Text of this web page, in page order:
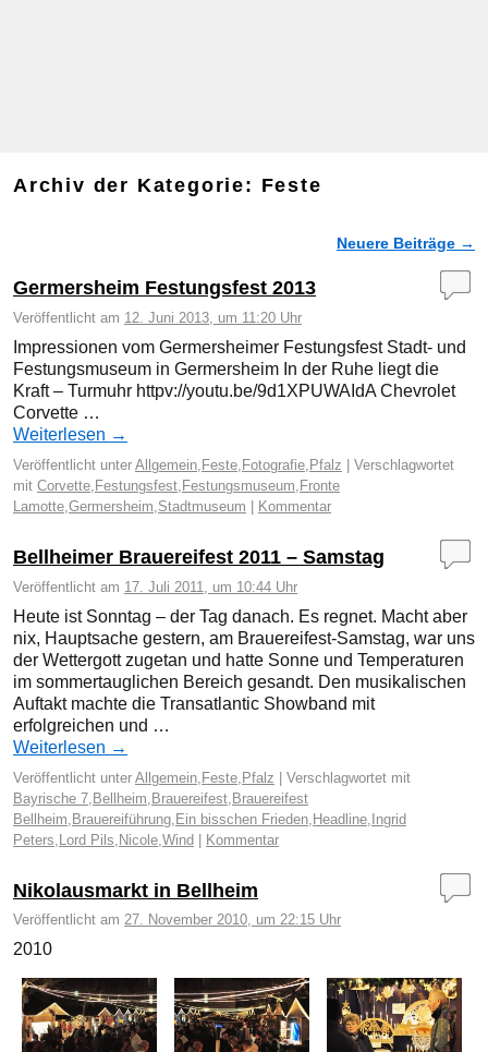
Archiv der Kategorie: Feste
Neuere Beiträge →
Germersheim Festungsfest 2013
Veröffentlicht am 12. Juni 2013, um 11:20 Uhr
Impressionen vom Germersheimer Festungsfest Stadt- und
Festungsmuseum in Germersheim In der Ruhe liegt die
Kraft – Turmuhr httpv://youtu.be/9d1XPUWAIdA Chevrolet
Corvette …
Weiterlesen →
Veröffentlicht unter Allgemein, Feste, Fotografie, Pfalz
Verschlagwortet
mit Corvette, Festungsfest, Festungsmuseum, Fronte
Lamotte,Germersheim,Stadtmuseum Kommentar
Bellheimer Brauereifest 2011 – Samstag
Veröffentlicht am 17. Juli 2011, um 10:44 Uhr
Heute ist Sonntag – der Tag danach. Es regnet. Macht aber
nix, Hauptsache gestern, am Brauereifest-Samstag, war uns
der Wettergott zugetan und hatte Sonne und Temperaturen
im sommertauglichen Bereich gesandt. Den musikalischen
Auftakt machte die Transatlantic Showband mit
erfolgreichen und …
Weiterlesen →
Veröffentlicht unter Allgemein Feste Pfalz | Verschlagwortet mit
Bayrische 7 Bellheim Brauereifest Brauereifest
Bellheim Brauereiführung Ein bisschen Frieden Headline Ingrid
Peters Lord Pils Nicole Wind | Kommentar
Nikolausmarkt in Bellheim
Veröffentlicht am 27. November 2010, um 22:15 Uhr
2010